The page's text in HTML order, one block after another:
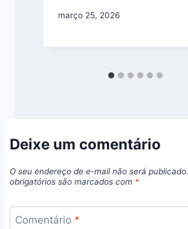
março 25, 2026
Deixe um comentário
O seu endereço de e-mail não será publicado.
obrigatórios são marcados com *
Comentário *